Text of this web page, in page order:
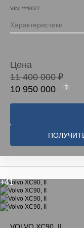
VIN: ***8627
Характеристики
Цена
11 400 000 ₽
10 950 000
+41